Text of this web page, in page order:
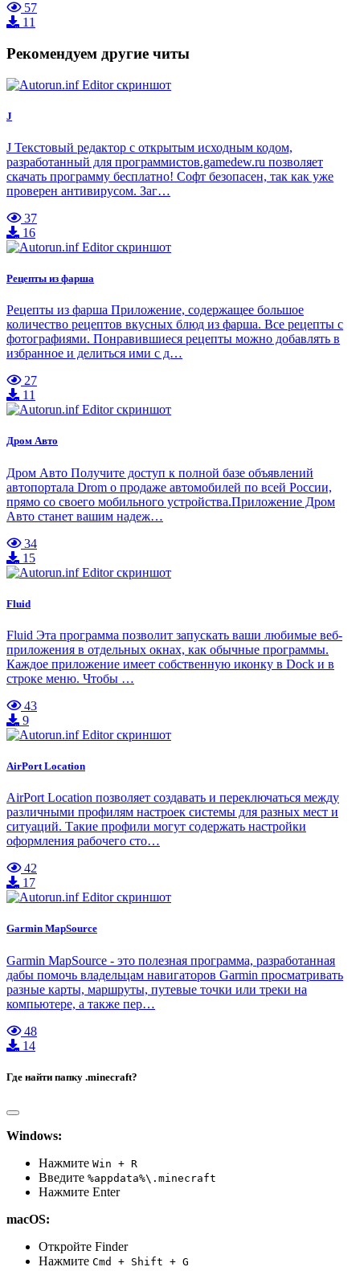
57
11
Рекомендуем другие читы
J
J Текстовый редактор с открытым исходным кодом,
разработанный для программистов.gamedew.ru позволяет
скачать программу бесплатно! Софт безопасен, так как уже
проверен антивирусом. Заг…
37
16
Рецепты из фарша
Рецепты из фарша Приложение, содержащее большое
количество рецептов вкусных блюд из фарша. Все рецепты с
фотографиями. Понравившиеся рецепты можно добавлять в
избранное и делиться ими с д…
27
11
Дром Авто
Дром Авто Получите доступ к полной базе объявлений
автопортала Drom о продаже автомобилей по всей России,
прямо со своего мобильного устройства.Приложение Дром
Авто станет вашим надеж…
34
15
Fluid
Fluid Эта программа позволит запускать ваши любимые веб-
приложения в отдельных окнах, как обычные программы.
Каждое приложение имеет собственную иконку в Dock и в
строке меню. Чтобы …
43
9
AirPort Location
AirPort Location позволяет создавать и переключаться между
различными профилям настроек системы для разных мест и
ситуаций. Такие профили могут содержать настройки
оформления рабочего сто…
42
17
Garmin MapSource
Garmin MapSource - это полезная программа, разработанная
дабы помочь владельцам навигаторов Garmin просматривать
разные карты, маршруты, путевые точки или треки на
компьютере, а также пер…
48
14
Где найти папку .minecraft?
Windows:
Нажмите Win + R
Введите %appdata%\.minecraft
Нажмите Enter
macOS:
Откройте Finder
Нажмите Cmd + Shift + G